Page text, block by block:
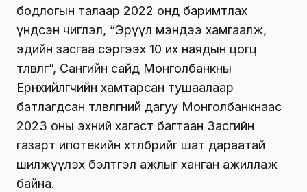
бодлогын талаар 2022 онд баримтлах
үндсэн чиглэл, “Эрүүл мэндээ хамгаалж,
эдийн засгаа сэргээх 10 их наядын цогц
төлөвлөгөө”, Сангийн сайд Монголбанкны
Ерөнхийлөгчийн хамтарсан тушаалаар
батлагдсан төлөвлөгөөний дагуу Монголбанкнаас
2023 оны эхний хагаст багтаан Засгийн
газарт ипотекийн хөтөлбөрийг шат дараатай
шилжүүлэх бэлтгэл ажлыг ханган ажиллаж
байна.